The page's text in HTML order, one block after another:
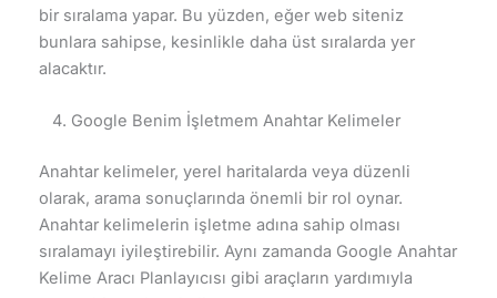
bir sıralama yapar. Bu yüzden, eğer web siteniz
bunlara sahipse, kesinlikle daha üst sıralarda yer
alacaktır.
4. Google Benim İşletmem Anahtar Kelimeler
Anahtar kelimeler, yerel haritalarda veya düzenli
olarak, arama sonuçlarında önemli bir rol oynar.
Anahtar kelimelerin işletme adına sahip olması
sıralamayı iyileştirebilir. Aynı zamanda Google Anahtar
Kelime Aracı Planlayıcısı gibi araçların yardımıyla